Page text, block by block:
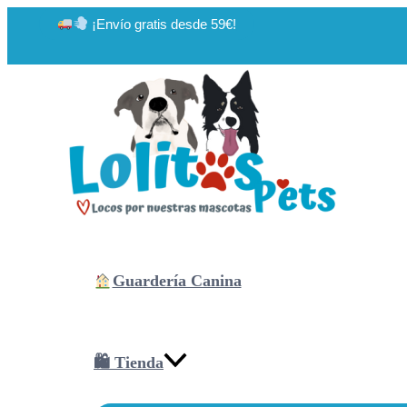
¡Envío gratis desde 59€!
Guardería Canina
🛍 Tienda